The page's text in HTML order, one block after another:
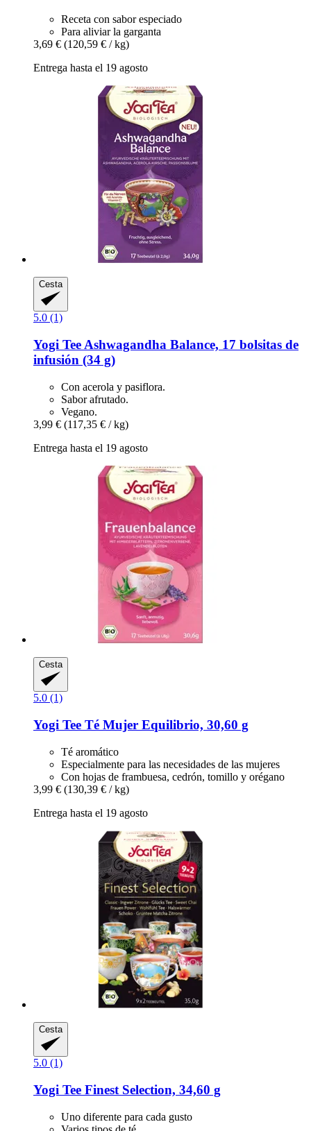
Receta con sabor especiado
Para aliviar la garganta
3,69 € (120,59 € / kg)
Entrega hasta el 19 agosto
Cesta
5.0 (1)
Yogi Tee Ashwagandha Balance, 17 bolsitas de
infusión (34 g)
Con acerola y pasiflora.
Sabor afrutado.
Vegano.
3,99 € (117,35 € / kg)
Entrega hasta el 19 agosto
Cesta
5.0 (1)
Yogi Tee Té Mujer Equilibrio, 30,60 g
Té aromático
Especialmente para las necesidades de las mujeres
Con hojas de frambuesa, cedrón, tomillo y orégano
3,99 € (130,39 € / kg)
Entrega hasta el 19 agosto
Cesta
5.0 (1)
Yogi Tee Finest Selection, 34,60 g
Uno diferente para cada gusto